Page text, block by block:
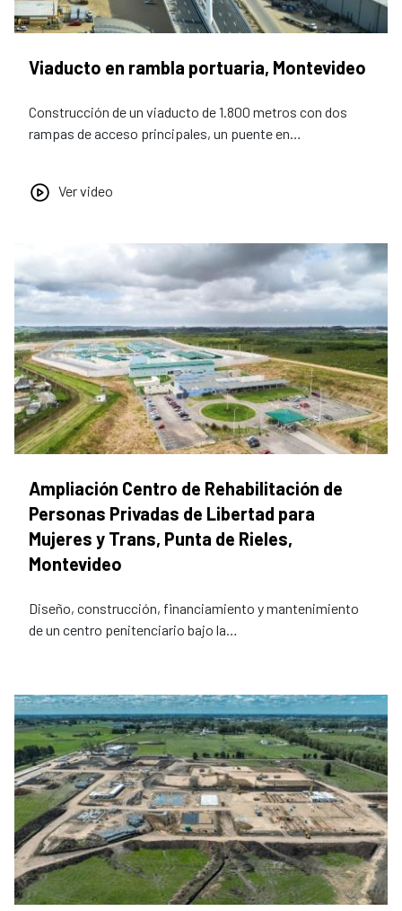
Viaducto en rambla portuaria, Montevideo
Construcción de un viaducto de 1.800 metros con dos
rampas de acceso principales, un puente en…
Ver video
Ampliación Centro de Rehabilitación de
Personas Privadas de Libertad para
Mujeres y Trans, Punta de Rieles,
Montevideo
Diseño, construcción, financiamiento y mantenimiento
de un centro penitenciario bajo la…